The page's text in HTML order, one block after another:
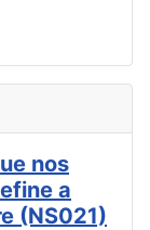
nos
a
(NS021)